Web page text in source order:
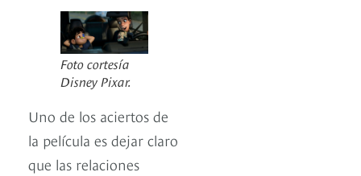
Foto cortesía
Disney Pixar.
Uno de los aciertos de
la película es dejar claro
que las relaciones